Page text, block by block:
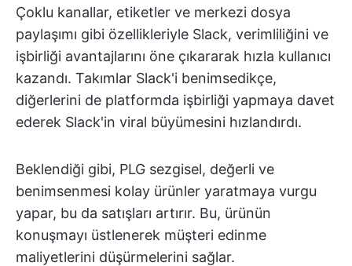
Çoklu kanallar, etiketler ve merkezi dosya
paylaşımı gibi özellikleriyle Slack, verimliliğini ve
işbirliği avantajlarını öne çıkararak hızla kullanıcı
kazandı. Takımlar Slack'i benimsedikçe,
diğerlerini de platformda işbirliği yapmaya davet
ederek Slack'in viral büyümesini hızlandırdı.
Beklendiği gibi, PLG sezgisel, değerli ve
benimsenmesi kolay ürünler yaratmaya vurgu
yapar, bu da satışları artırır. Bu, ürünün
konuşmayı üstlenerek müşteri edinme
maliyetlerini düşürmelerini sağlar.